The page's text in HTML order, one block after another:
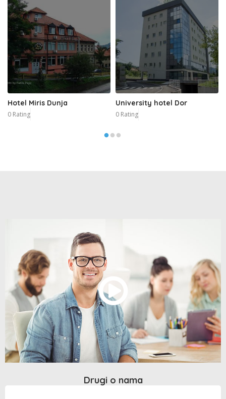
Hotel Miris Dunja
0 Rating
University hotel Dor
0 Rating
Drugi o nama